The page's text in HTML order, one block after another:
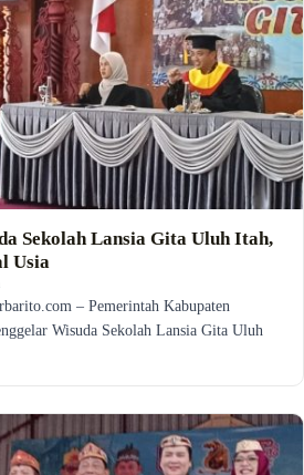
Sekolah Lansia Gita Uluh Itah,
Usia
– Pemerintah Kabupaten
Wisuda Sekolah Lansia Gita Uluh